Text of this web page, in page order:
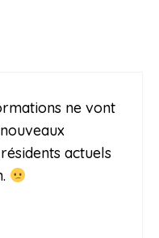
ne vont
actuels